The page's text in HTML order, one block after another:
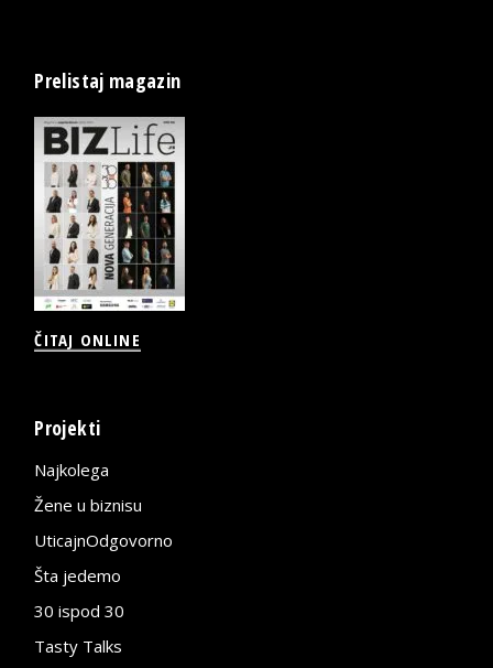
Prelistaj magazin
ČITAJ ONLINE
Projekti
Najkolega
Žene u biznisu
UticajnOdgovorno
Šta jedemo
30 ispod 30
Tasty Talks